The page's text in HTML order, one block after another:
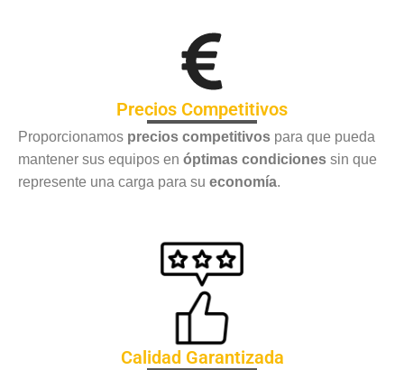
Precios Competitivos
Proporcionamos precios competitivos para que pueda
mantener sus equipos en óptimas condiciones sin que
represente una carga para su economía.
Calidad Garantizada